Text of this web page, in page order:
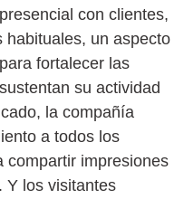
con clientes,
habituales, un aspecto
fortalecer las
su actividad
la compañía
a todos los
compartir impresiones
Y los visitantes